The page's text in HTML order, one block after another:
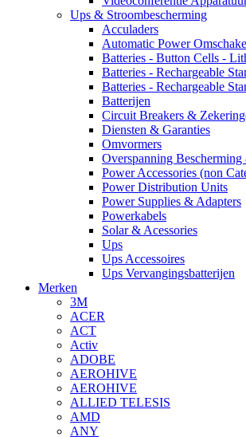
Ups & Stroombescherming
Acculaders
Automatic Power
Batteries - Button Cells -
Batteries - Rechargeable
Batteries - Rechargeable
Batterijen
Circuit Breakers &
Diensten & Garanties
Omvormers
Overspanning
Power Accessories (non
Power Distribution Units
Power Supplies & Adapters
Powerkabels
Solar & Acessories
Ups
Ups Accessoires
Ups Vervangingsbatterijen
Merken
3M
ACER
ACT
Activ
ADOBE
AEROHIVE
AEROHIVE
ALLIED TELESIS
AMD
ANY